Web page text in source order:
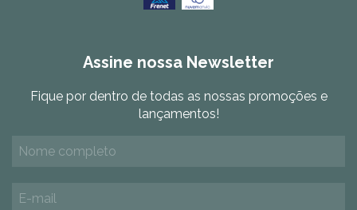
Assine nossa Newsletter
Fique por dentro de todas as nossas promoções e
lançamentos!